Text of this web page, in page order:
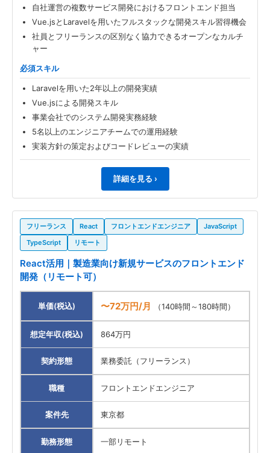
自社運営の複数サービス開発におけるフロントエンド担当
Vue.jsとLaravelを用いたフルスタックな開発スキル習得機会
社員とフリーランスの区別なく協力できるオープンなカルチ
ャー
必須スキル
Laravelを用いた2年以上の開発実績
Vue.jsによる開発スキル
事業会社でのシステム開発実務経験
5名以上のエンジニアチームでの運用経験
実装方針の策定およびコードレビューの実績
詳細を見る ›
フリーランス React フロントエンドエンジニア
JavaScript
TypeScript
リモート
React活用｜製造業向け新規サービスのフロントエンド
開発（リモート可）
単価(税込) 〜72万円/月 （140時間～180時間）
想定年収(税込) 864万円
契約形態 業務委託（フリーランス）
職種 フロントエンドエンジニア
案件先 東京都
勤務形態 一部リモート